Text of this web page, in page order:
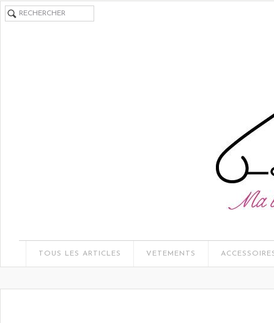
TOUS LES ARTICLES VETEMENTS